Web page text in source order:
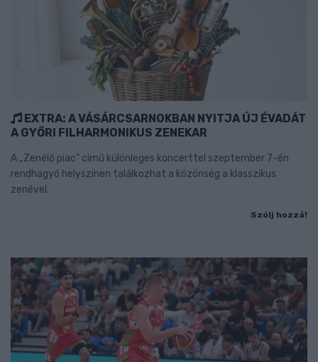
EXTRA: A VÁSÁRCSARNOKBAN NYITJA ÚJ ÉVADÁT
A GYŐRI FILHARMONIKUS ZENEKAR
A „Zenélő piac” című különleges koncerttel szeptember 7-én
rendhagyó helyszínen találkozhat a közönség a klasszikus
zenével.
Szólj hozzá!